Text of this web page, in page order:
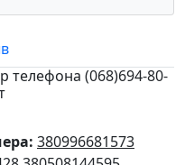
телефона (068)694-80-
380996681573